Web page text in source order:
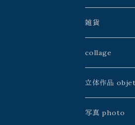
建石修志
山本佳世
中川ユウヰチ
川島朗
戸田勝久
kazeasobi
建石修志
中村淳次
星野時環
山本佳世
空中線書局／
銀河通信社
雑貨
アトリエ
ふじわら工房
雨花
collage
山本佳世
手製本
中川ユウヰチ
立体作品 objet
久保田昭宏
写真 photo